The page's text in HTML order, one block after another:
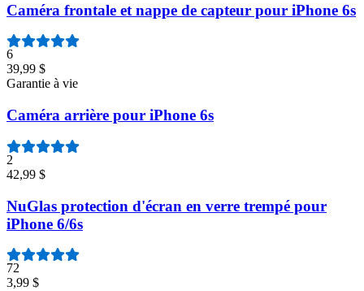
Caméra frontale et nappe de capteur pour iPhone 6s
6
39,99 $
Garantie à vie
Caméra arrière pour iPhone 6s
2
42,99 $
NuGlas protection d'écran en verre trempé pour
iPhone 6/6s
72
3,99 $